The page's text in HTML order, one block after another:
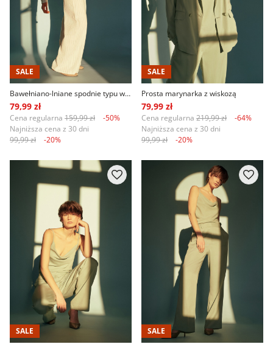
SALE
Bawełniano-lniane spodnie typu wide leg
79,99 zł
Cena regularna 159,99 zł
-50%
Najniższa cena z 30 dni
99,99 zł
-20%
SALE
Prosta marynarka z wiskozą
79,99 zł
Cena regularna 219,99 zł
-64%
Najniższa cena z 30 dni
99,99 zł
-20%
SALE SALE